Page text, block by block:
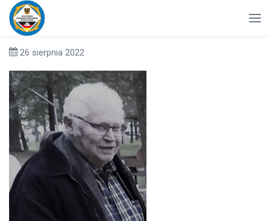
26 sierpnia 2022